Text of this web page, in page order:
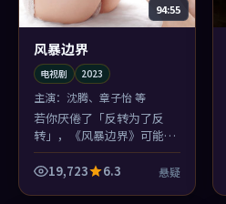
94:55
风暴边界
电视剧 2023
主演： 沈腾、章子怡 等
若你厌倦了「反转为了反
转」，《风暴边界》可能合
你胃口：它的反转像鞋带松
了再系紧——生活化，却更
19,723 6.3 悬疑